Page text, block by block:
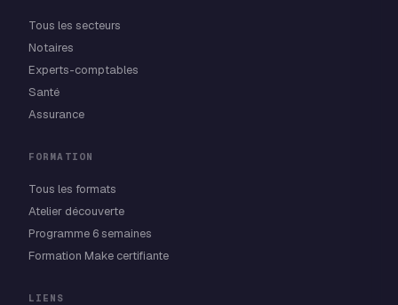
Tous les secteurs
Notaires
Experts-comptables
Santé
Assurance
FORMATION
Tous les formats
Atelier découverte
Programme 6 semaines
Formation Make certifiante
LIENS